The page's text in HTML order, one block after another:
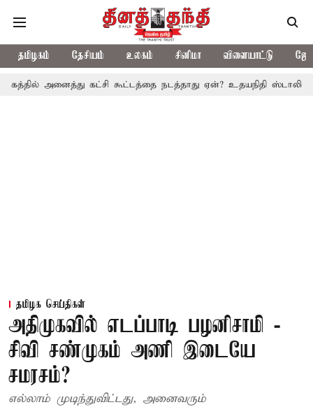
தமிழகம் தேசியம் உலகம் சினிமா விளையாட்டு
கட்சி கூட்டத்தை நடத்தாது ஏன்? உதயநிதி ஸ்டாலின் கேள்வி
தமிழக செய்திகள்
அதிமுகவில் எடப்பாடி பழனிசாமி -
சிவி சண்முகம் அணி இடையே
சமரசம்?
எல்லாம் முடிந்துவிட்டது, அனைவரும்